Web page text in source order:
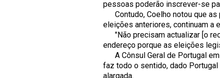
pessoas poderão inscrever-se
Contudo, Coelho notou que as
eleições anteriores, continuam a
"Não precisam actualizar [o
endereço porque as eleições
A Cônsul Geral de Portugal em
faz todo o sentido, dado
alargada.